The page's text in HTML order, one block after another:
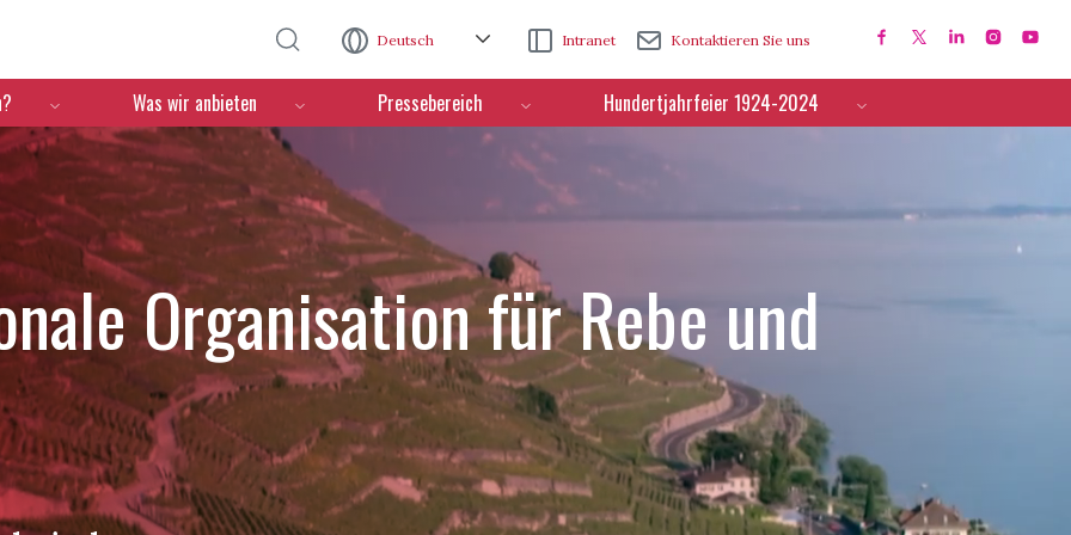
Deutsch Intranet Kontaktieren Sie uns
Was wir anbieten Pressebereich Hundertjahrfeier 1924-2024
Organisation für Rebe und